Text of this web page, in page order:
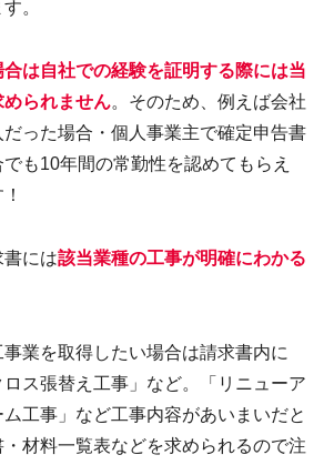
。
は自社での経験を証明する際には当
められません。そのため、例えば会社
った場合・個人事業主で確定申告書
も10年間の常勤性を認めてもらえ
には該当業種の工事が明確にわかる
業を取得したい場合は請求書内に
ロス張替え工事」など。「リニューア
工事」など工事内容があいまいだと
材料一覧表などを求められるので注